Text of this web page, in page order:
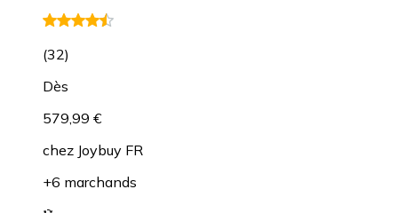
(32)
Dès
579,99 €
chez Joybuy FR
+6 marchands